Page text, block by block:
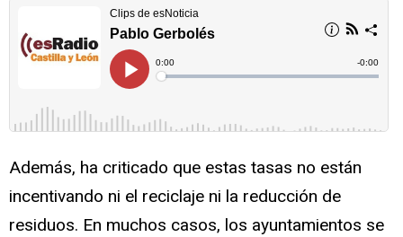
Además, ha criticado que estas tasas no están
incentivando ni el reciclaje ni la reducción de
residuos. En muchos casos, los ayuntamientos se